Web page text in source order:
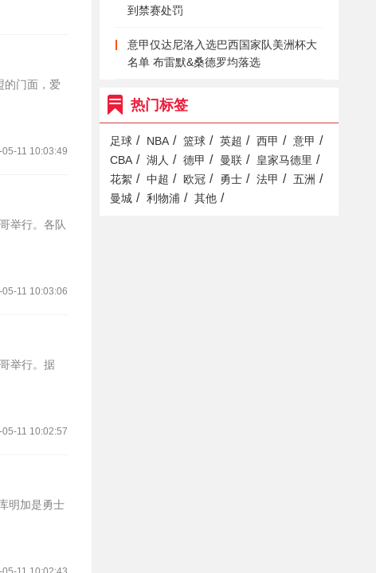
的门面，爱
05-11 10:03:49
举行。各队
05-11 10:03:06
举行。据
05-11 10:02:57
明加是勇士
到禁赛处罚
意甲仅达尼洛入选巴西国家队美洲杯大
名单 布雷默&桑德罗均落选
热门标签
足球 / NBA / 篮球 / 英超 / 西甲 / 意甲 /
CBA / 湖人 / 德甲 / 曼联 / 皇家马德里 /
花絮 / 中超 / 欧冠 / 勇士 / 法甲 / 五洲 /
曼城 / 利物浦 / 其他 /